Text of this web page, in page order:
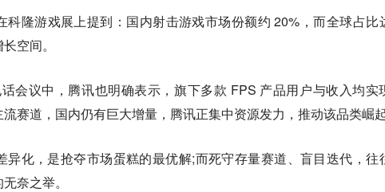
科隆游戏展上提到：国内射击游戏市场份额约 20%，而全球占比
空间。
会议中，腾讯也明确表示，旗下多款 FPS 产品用户与收入均实
赛道，国内仍有巨大增量，腾讯正集中资源发力，推动该品类崛起
异化，是抢夺市场蛋糕的最优解;而死守存量赛道、盲目迭代，往
奈之举。